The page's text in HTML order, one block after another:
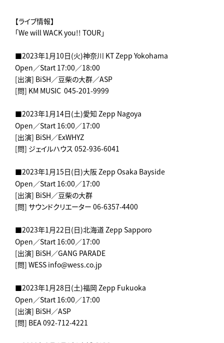
【ライブ情報】
「We will WACK you!! TOUR」
■2023年1月10日(火)神奈川 KT Zepp Yokohama
Open／Start 17:00／18:00
[出演] BiSH／豆柴の大群／ASP
[問] KM MUSIC 045-201-9999
■2023年1月14日(土)愛知 Zepp Nagoya
Open／Start 16:00／17:00
[出演] BiSH／ExWHYZ
[問] ジェイルハウス 052-936-6041
■2023年1月15日(日)大阪 Zepp Osaka Bayside
Open／Start 16:00／17:00
[出演] BiSH／豆柴の大群
[問] サウンドクリエーター 06-6357-4400
■2023年1月22日(日)北海道 Zepp Sapporo
Open／Start 16:00／17:00
[出演] BiSH／GANG PARADE
[問] WESS info@wess.co.jp
■2023年1月28日(土)福岡 Zepp Fukuoka
Open／Start 16:00／17:00
[出演] BiSH／ASP
[問] BEA 092-712-4221